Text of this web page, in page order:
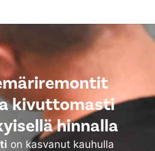
kivuttomasti
hinnalla
on kasvanut kauhulla